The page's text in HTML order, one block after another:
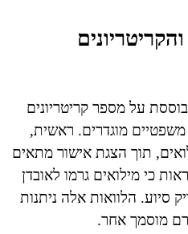
על מספר קריטריונים
מוגדרים. ראשית,
תוך הצגת אישור מתאים
כי מילואים גרמו לאובדן
סיוע. הלוואות אלה ניתנות
מוסמך אחר.